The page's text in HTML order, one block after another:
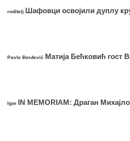
roditelj Шафовци освојили дуплу
Pavle Đorđević Матија Бећковић гост
Igor IN MEMORIAM: Драган